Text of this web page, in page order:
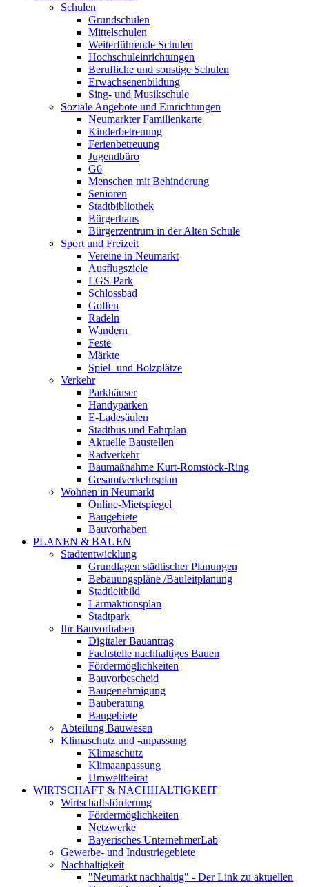
Schulen
Grundschulen
Mittelschulen
Weiterführende Schulen
Hochschuleinrichtungen
Berufliche und sonstige Schulen
Erwachsenenbildung
Sing- und Musikschule
Soziale Angebote und Einrichtungen
Neumarkter Familienkarte
Kinderbetreuung
Ferienbetreuung
Jugendbüro
G6
Menschen mit Behinderung
Senioren
Stadtbibliothek
Bürgerhaus
Bürgerzentrum in der Alten Schule
Sport und Freizeit
Vereine in Neumarkt
Ausflugsziele
LGS-Park
Schlossbad
Golfen
Radeln
Wandern
Feste
Märkte
Spiel- und Bolzplätze
Verkehr
Parkhäuser
Handyparken
E-Ladesäulen
Stadtbus und Fahrplan
Aktuelle Baustellen
Radverkehr
Baumaßnahme Kurt-Romstöck-Ring
Gesamtverkehrsplan
Wohnen in Neumarkt
Online-Mietspiegel
Baugebiete
Bauvorhaben
PLANEN & BAUEN
Stadtentwicklung
Grundlagen städtischer Planungen
Bebauungspläne /Bauleitplanung
Stadtleitbild
Lärmaktionsplan
Stadtpark
Ihr Bauvorhaben
Digitaler Bauantrag
Fachstelle nachhaltiges Bauen
Fördermöglichkeiten
Bauvorbescheid
Baugenehmigung
Bauberatung
Baugebiete
Abteilung Bauwesen
Klimaschutz und -anpassung
Klimaschutz
Klimaanpassung
Umweltbeirat
WIRTSCHAFT & NACHHALTIGKEIT
Wirtschaftsförderung
Fördermöglichkeiten
Netzwerke
Bayerisches UnternehmerLab
Gewerbe- und Industriegebiete
Nachhaltigkeit
"Neumarkt nachhaltig" - Der Link zu aktuellen